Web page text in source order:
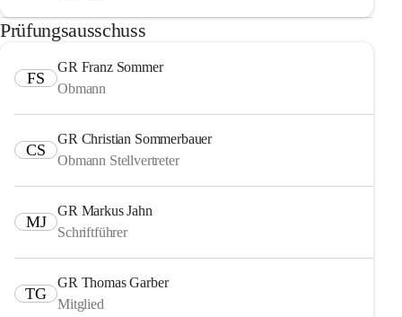
Prüfungsausschuss
FS
GR Franz Sommer
Obmann
CS
GR Christian Sommerbauer
Obmann Stellvertreter
MJ
GR Markus Jahn
Schriftführer
TG
GR Thomas Garber
Mitglied